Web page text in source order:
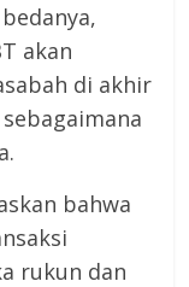
akan
di akhir
bahwa
rukun dan